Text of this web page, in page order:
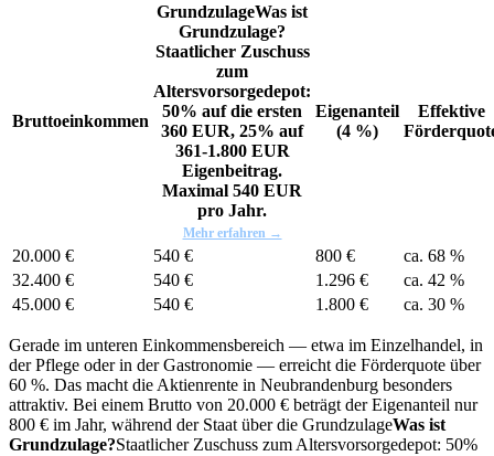
Bruttoeinkommen
GrundzulageWas ist
Grundzulage?
Staatlicher Zuschuss
zum
Altersvorsorgedepot:
50% auf die ersten
360 EUR, 25% auf
361-1.800 EUR
Eigenbeitrag.
Maximal 540 EUR
pro Jahr.
Mehr erfahren →
Eigenanteil
(4 %)
Effektive
20.000 € 540 € 800 €
ca. 68 %
32.400 €
540 € 1.296 €
ca. 42 %
45.000 €
540 € 1.800 € ca. 30 %
Gerade im unteren Einkommensbereich — etwa im Einzelhandel, in
der Pflege oder in der Gastronomie — erreicht die Förderquote über
60 %. Das macht die Aktienrente in Neubrandenburg besonders
attraktiv. Bei einem Brutto von 20.000 € beträgt der Eigenanteil nur
800 € im Jahr, während der Staat über die GrundzulageWas ist
Grundzulage?Staatlicher Zuschuss zum Altersvorsorgedepot: 50%